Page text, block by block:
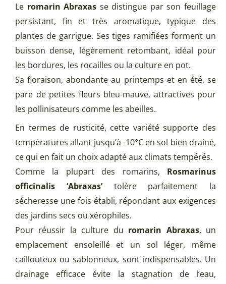
Le romarin Abraxas se distingue par son feuillage
persistant, fin et très aromatique, typique des
plantes de garrigue. Ses tiges ramifiées forment un
buisson dense, légèrement retombant, idéal pour
les bordures, les rocailles ou la culture en pot.
Sa floraison, abondante au printemps et en été, se
pare de petites fleurs bleu-mauve, attractives pour
les pollinisateurs comme les abeilles.
En termes de rusticité, cette variété supporte des
températures allant jusqu’à -10°C en sol bien drainé,
ce qui en fait un choix adapté aux climats tempérés.
Comme la plupart des romarins, Rosmarinus
officinalis ‘Abraxas’tolère parfaitement la
sécheresse une fois établi, répondant aux exigences
des jardins secs ou xérophiles.
Pour réussir la culture du romarin Abraxas, un
emplacement ensoleillé et un sol léger, même
caillouteux ou sablonneux, sont indispensables. Un
drainage efficace évite la stagnation de l’eau,